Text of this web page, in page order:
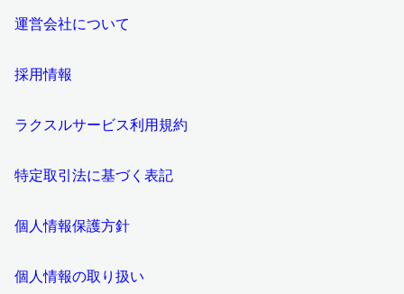
運営会社について
採用情報
ラクスルサービス利用規約
特定取引法に基づく表記
個人情報保護方針
個人情報の取り扱い